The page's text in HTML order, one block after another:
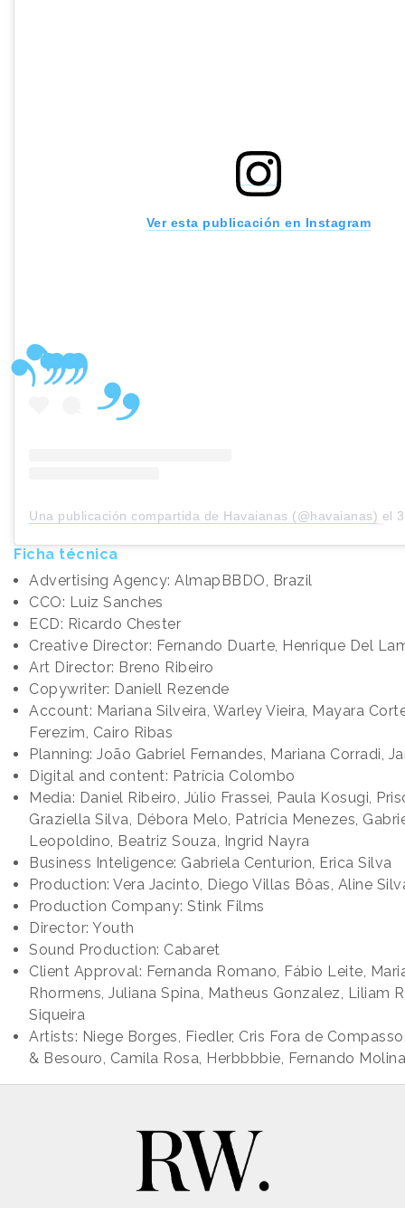
Ver esta publicación en Instagram
Una publicación compartida de Havaianas (@havaianas) el
Ficha técnica
Advertising Agency: AlmapBBDO, Brazil
CCO: Luiz Sanches
ECD: Ricardo Chester
Creative Director: Fernando Duarte, Henrique Del
Art Director: Breno Ribeiro
Copywriter: Daniell Rezende
Account: Mariana Silveira, Warley Vieira, Mayara
Ferezim, Cairo Ribas
Planning: João Gabriel Fernandes, Mariana Corradi,
Digital and content: Patrícia Colombo
Media: Daniel Ribeiro, Júlio Frassei, Paula Kosugi,
Graziella Silva, Débora Melo, Patrícia Menezes,
Leopoldino, Beatriz Souza, Ingrid Nayra
Business Inteligence: Gabriela Centurion, Erica Silva
Production: Vera Jacinto, Diego Villas Bôas, Aline
Production Company: Stink Films
Director: Youth
Sound Production: Cabaret
Client Approval: Fernanda Romano, Fábio Leite,
Rhormens, Juliana Spina, Matheus Gonzalez, Liliam
Siqueira
Artists: Niege Borges, Fiedler, Cris Fora de
& Besouro, Camila Rosa, Herbbbbie, Fernando Molina